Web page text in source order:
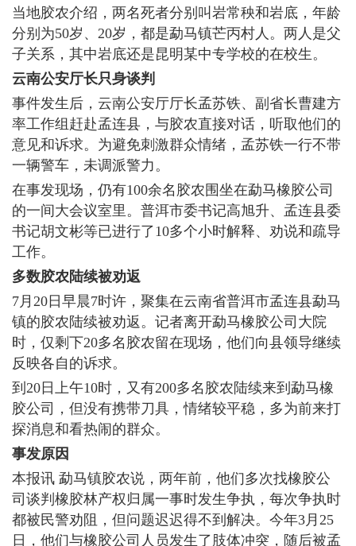
当地胶农介绍，两名死者分别叫岩常秧和岩底，年龄
分别为50岁、20岁，都是勐马镇芒丙村人。两人是父
子关系，其中岩底还是昆明某中专学校的在校生。
云南公安厅长只身谈判
事件发生后，云南公安厅厅长孟苏铁、副省长曹建方
率工作组赶赴孟连县，与胶农直接对话，听取他们的
意见和诉求。为避免刺激群众情绪，孟苏铁一行不带
一辆警车，未调派警力。
在事发现场，仍有100余名胶农围坐在勐马橡胶公司
的一间大会议室里。普洱市委书记高旭升、孟连县委
书记胡文彬等已进行了10多个小时解释、劝说和疏导
工作。
多数胶农陆续被劝返
7月20日早晨7时许，聚集在云南省普洱市孟连县勐马
镇的胶农陆续被劝返。记者离开勐马橡胶公司大院
时，仅剩下20多名胶农留在现场，他们向县领导继续
反映各自的诉求。
到20日上午10时，又有200多名胶农陆续来到勐马橡
胶公司，但没有携带刀具，情绪较平稳，多为前来打
探消息和看热闹的群众。
事发原因
本报讯 勐马镇胶农说，两年前，他们多次找橡胶公
司谈判橡胶林产权归属一事时发生争执，每次争执时
都被民警劝阻，但问题迟迟得不到解决。今年3月25
日，他们与橡胶公司人员发生了肢体冲突，随后被孟